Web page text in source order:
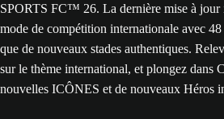
SPORTS FC™ 26. La dernière mise à jour
mode de compétition internationale avec
que de nouveaux stades authentiques.
sur le thème international, et plongez dans
nouvelles ICÔNES et de nouveaux Héros